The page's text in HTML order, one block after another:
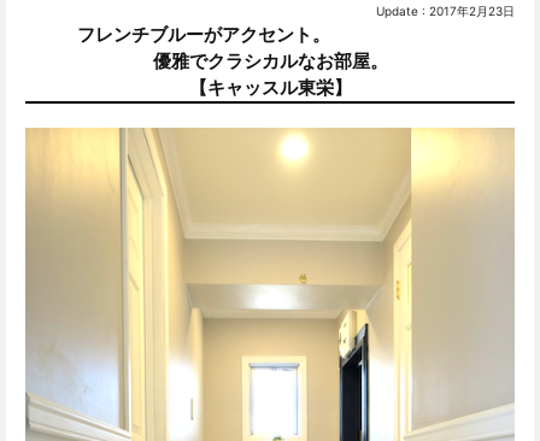
Update : 2017年2月23日
フレンチブルーがアクセント。
優雅でクラシカルなお部屋。
【キャッスル東栄】